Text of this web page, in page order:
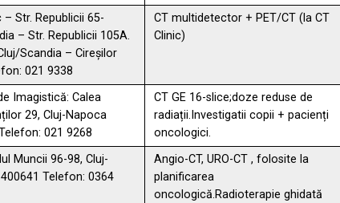
– Str. Republicii 65-
– Str. Republicii 105A.
Scandia – Cireșilor
021 9338
CT multidetector + PET/CT (la CT
Clinic)
Imagistică: Calea
29, Cluj-Napoca
021 9268
CT GE 16-slice;doze reduse de
radiații.Investigatii copii + pacienți
oncologici.
Muncii 96-98, Cluj-
Telefon: 0364
Angio-CT, URO-CT , folosite la
planificarea
oncologică.Radioterapie ghidată